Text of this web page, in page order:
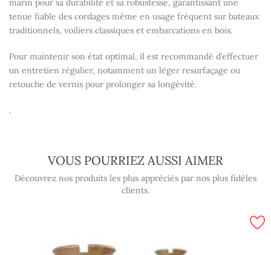
marin pour sa durabilité et sa robustesse, garantissant une
tenue fiable des cordages même en usage fréquent sur bateaux
traditionnels, voiliers classiques et embarcations en bois.
Pour maintenir son état optimal, il est recommandé d’effectuer
un entretien régulier, notamment un léger resurfaçage ou
retouche de vernis pour prolonger sa longévité.
.
VOUS POURRIEZ AUSSI AIMER
Découvrez nos produits les plus appréciés par nos plus fidèles
clients.